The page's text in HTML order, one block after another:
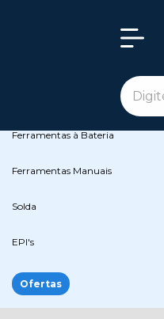
Ferramentas à Bateria
Ferramentas Manuais
Solda
EPI's
Ofertas